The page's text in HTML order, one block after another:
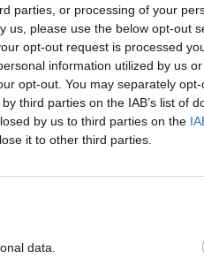
parties, or processing of your
us, please use the below opt-out
opt-out request is processed
information utilized by us
opt-out. You may separately
third parties on the IAB’s list of
by us to third parties on the
it to other third parties.
data.
della festa
tra cucina e
Domenica
e Silvia Roggiani con
di Varese:
vecchi
con tecnologia